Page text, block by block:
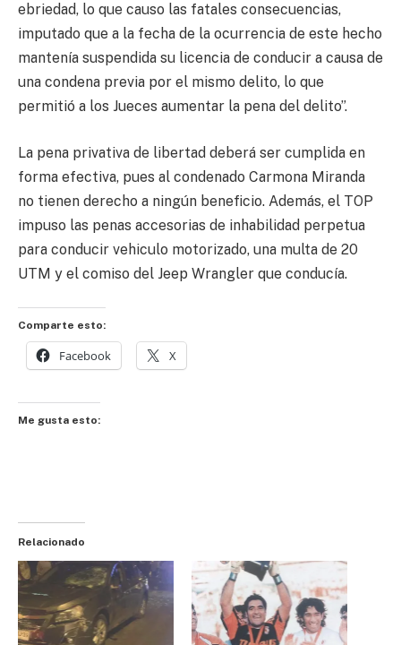
ebriedad, lo que causo las fatales consecuencias,
imputado que a la fecha de la ocurrencia de este hecho
mantenía suspendida su licencia de conducir a causa de
una condena previa por el mismo delito, lo que
permitió a los Jueces aumentar la pena del delito”.
La pena privativa de libertad deberá ser cumplida en
forma efectiva, pues al condenado Carmona Miranda
no tienen derecho a ningún beneficio. Además, el TOP
impuso las penas accesorias de inhabilidad perpetua
para conducir vehiculo motorizado, una multa de 20
UTM y el comiso del Jeep Wrangler que conducía.
Comparte esto:
Facebook X
Me gusta esto:
Relacionado